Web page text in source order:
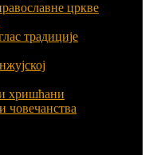
цркве
традиције
хришћани
човечанства